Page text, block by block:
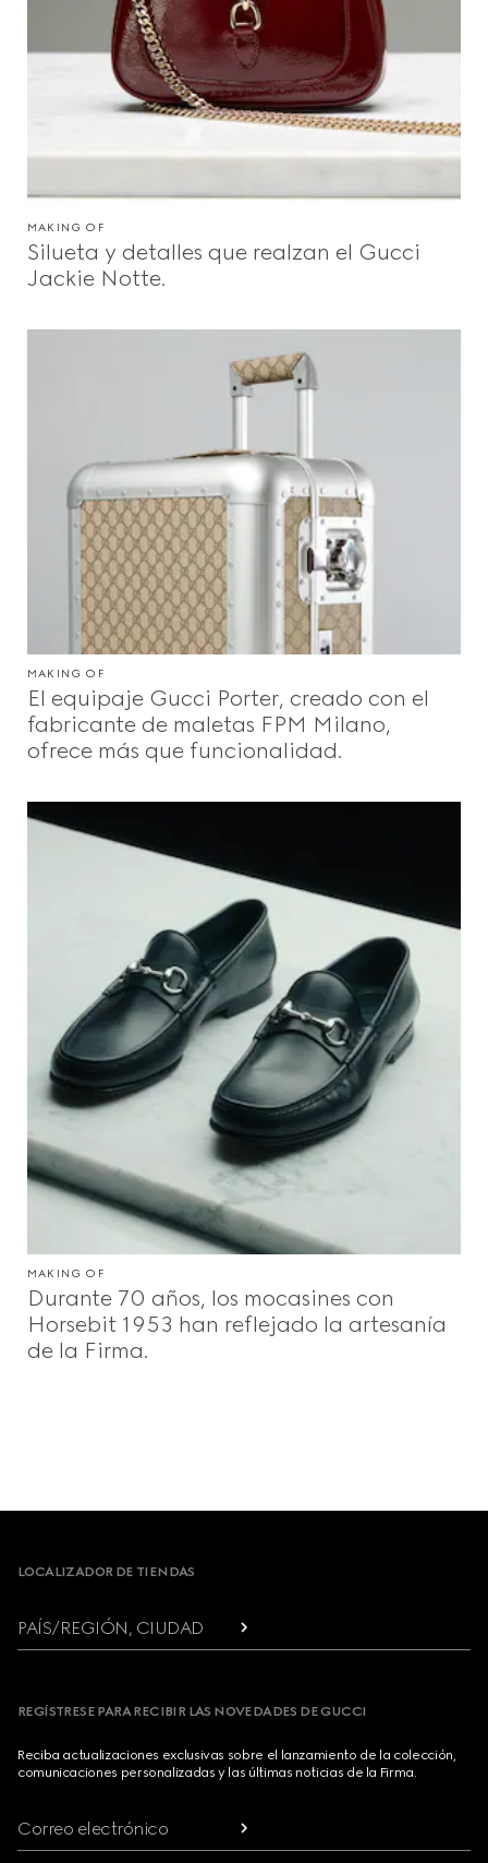
MAKING OF
Silueta y detalles que realzan el Gucci
Jackie Notte.
MAKING OF
El equipaje Gucci Porter, creado con el
fabricante de maletas FPM Milano,
ofrece más que funcionalidad.
MAKING OF
Durante 70 años, los mocasines con
Horsebit 1953 han reflejado la artesanía
de la Firma.
Footer
LOCALIZADOR DE TIENDAS
PAÍS/REGIÓN, CIUDAD
REGÍSTRESE PARA RECIBIR LAS NOVEDADES DE GUCCI
Reciba actualizaciones exclusivas sobre el lanzamiento de la colección,
comunicaciones personalizadas y las últimas noticias de la Firma.
Correo electrónico